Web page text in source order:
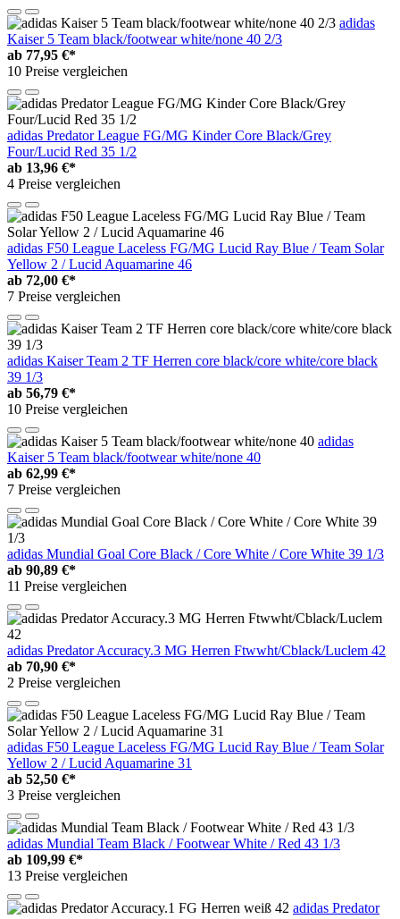
adidas
Kaiser 5 Team black/footwear white/none 40 2/3
ab 77,95 €*
10 Preise vergleichen
adidas Predator League FG/MG Kinder Core Black/Grey
Four/Lucid Red 35 1/2
ab 13,96 €*
4 Preise vergleichen
adidas F50 League Laceless FG/MG Lucid Ray Blue / Team Solar
Yellow 2 / Lucid Aquamarine 46
ab 72,00 €*
7 Preise vergleichen
adidas Kaiser Team 2 TF Herren core black/core white/core black
39 1/3
ab 56,79 €*
10 Preise vergleichen
adidas
Kaiser 5 Team black/footwear white/none 40
ab 62,99 €*
7 Preise vergleichen
adidas Mundial Goal Core Black / Core White / Core White 39 1/3
ab 90,89 €*
11 Preise vergleichen
adidas Predator Accuracy.3 MG Herren Ftwwht/Cblack/Luclem 42
ab 70,90 €*
2 Preise vergleichen
adidas F50 League Laceless FG/MG Lucid Ray Blue / Team Solar
Yellow 2 / Lucid Aquamarine 31
ab 52,50 €*
3 Preise vergleichen
adidas Mundial Team Black / Footwear White / Red 43 1/3
ab 109,99 €*
13 Preise vergleichen
adidas Predator